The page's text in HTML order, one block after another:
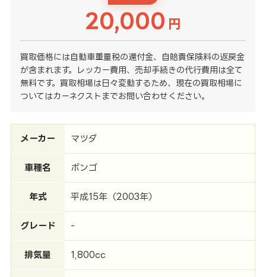
20,000 円
買取価格には自動車重量税の還付金、自賠責保険料の返戻金
が含まれます。レッカー費用、売却手続きの代行費用は全て
無料です。買取相場は日々変動するため、現在の買取相場に
ついてはカーネクストまでお問い合わせください。
メーカー マツダ
車種名 ボンゴ
年式 平成15年（2003年）
グレード -
排気量 1,800cc